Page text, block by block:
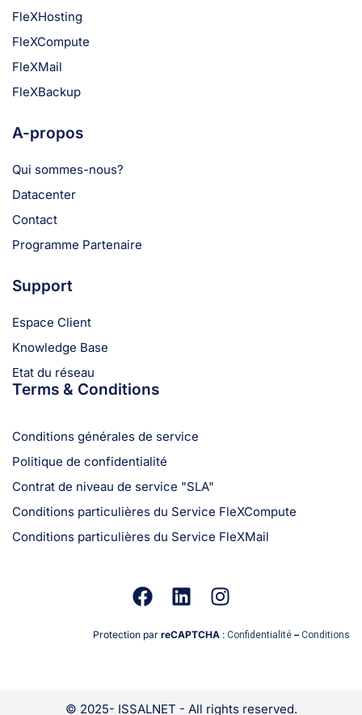
FleXHosting
FleXCompute
FleXMail
FleXBackup
A-propos
Qui sommes-nous?
Datacenter
Contact
Programme Partenaire
Support
Espace Client
Knowledge Base
Etat du réseau
Terms & Conditions
Conditions générales de service
Politique de confidentialité
Contrat de niveau de service "SLA"
Conditions particulières du Service FleXCompute
Conditions particulières du Service FleXMail
Protection par reCAPTCHA : Confidentialité – Conditions
© 2025- ISSALNET - All rights reserved.